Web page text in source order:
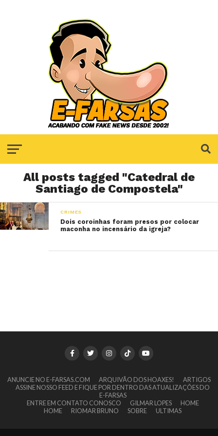
All posts tagged "Catedral de
Santiago de Compostela"
CRIMES
Dois coroinhas foram presos por colocar
maconha no incensário da igreja?
ANUNCIE NO E-FARSAS.COM ARQUIVÃO DOS HOAXES!
ARTIGOS
ASSINE NOSSO FEED E FIQUE POR DENTRO DAS ATUALIZAÇÕES DO
E-FARSAS
ENTRE EM CONTATO CONOSCO
GILMAR LOPES
HOME
HOME
RIOMAR BRUNO SOBRE ULTIMAS